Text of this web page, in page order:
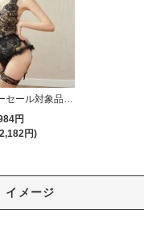
【ビッグサマーセール対象品】ガーターランジェリー(GARTER LINGERIE) 462
円
円)
イメージ